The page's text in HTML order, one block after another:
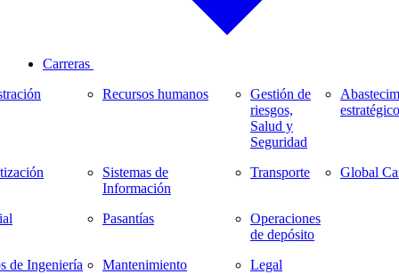
Carreras
de Ingeniería
Recursos humanos
Sistemas de
Información
Pasantías
Mantenimiento
Gestión de
riesgos,
Salud y
Seguridad
Transporte
Operaciones
de depósito
Legal
estratégico
Global